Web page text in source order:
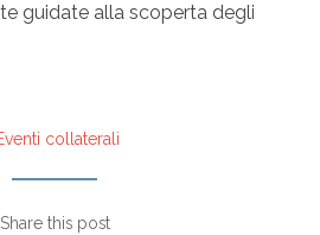
guidate alla scoperta degli
collaterali
Share this post